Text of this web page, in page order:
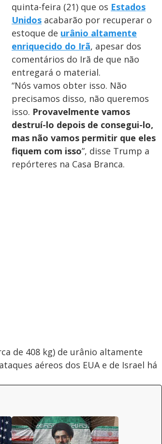
quinta-feira (21) que os Estados
Unidos acabarão por recuperar o
estoque de urânio altamente
enriquecido do Irã, apesar dos
comentários do Irã de que não
entregará o material.
“Nós vamos obter isso. Não
precisamos disso, não queremos
isso. Provavelmente vamos
destruí-lo depois de consegui-lo,
mas não vamos permitir que eles
fiquem com isso”, disse Trump a
repórteres na Casa Branca.
de 408 kg) de urânio altamente
aéreos dos EUA e de Israel há